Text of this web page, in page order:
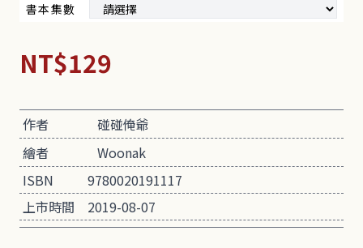
書本集數
NT$129
作者
碰碰俺爺
繪者
Woonak
ISBN
9780020191117
上市時間
2019-08-07